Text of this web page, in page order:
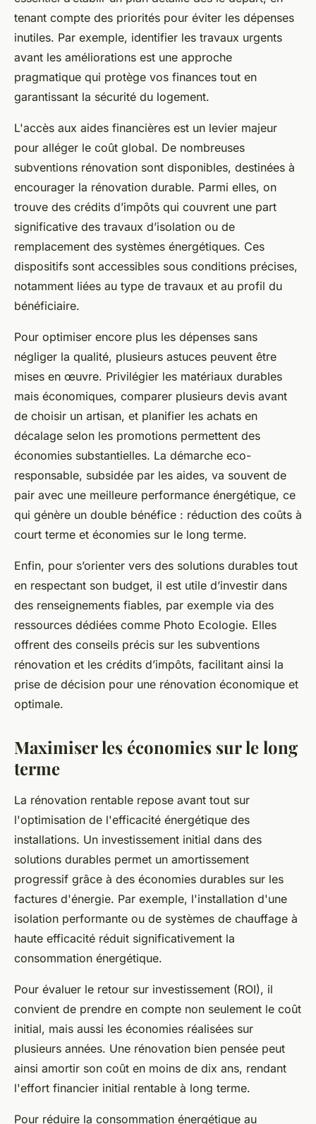
tenant compte des priorités pour éviter les dépenses
inutiles. Par exemple, identifier les travaux urgents
avant les améliorations est une approche
pragmatique qui protège vos finances tout en
garantissant la sécurité du logement.
L'accès aux aides financières est un levier majeur
pour alléger le coût global. De nombreuses
subventions rénovation sont disponibles, destinées à
encourager la rénovation durable. Parmi elles, on
trouve des crédits d’impôts qui couvrent une part
significative des travaux d’isolation ou de
remplacement des systèmes énergétiques. Ces
dispositifs sont accessibles sous conditions précises,
notamment liées au type de travaux et au profil du
bénéficiaire.
Pour optimiser encore plus les dépenses sans
négliger la qualité, plusieurs astuces peuvent être
mises en œuvre. Privilégier les matériaux durables
mais économiques, comparer plusieurs devis avant
de choisir un artisan, et planifier les achats en
décalage selon les promotions permettent des
économies substantielles. La démarche eco-
responsable, subsidée par les aides, va souvent de
pair avec une meilleure performance énergétique, ce
qui génère un double bénéfice : réduction des coûts à
court terme et économies sur le long terme.
Enfin, pour s’orienter vers des solutions durables tout
en respectant son budget, il est utile d’investir dans
des renseignements fiables, par exemple via des
ressources dédiées comme Photo Ecologie. Elles
offrent des conseils précis sur les subventions
rénovation et les crédits d’impôts, facilitant ainsi la
prise de décision pour une rénovation économique et
optimale.
Maximiser les économies sur le long
terme
La rénovation rentable repose avant tout sur
l'optimisation de l'efficacité énergétique des
installations. Un investissement initial dans des
solutions durables permet un amortissement
progressif grâce à des économies durables sur les
factures d'énergie. Par exemple, l'installation d'une
isolation performante ou de systèmes de chauffage à
haute efficacité réduit significativement la
consommation énergétique.
Pour évaluer le retour sur investissement (ROI), il
convient de prendre en compte non seulement le coût
initial, mais aussi les économies réalisées sur
plusieurs années. Une rénovation bien pensée peut
ainsi amortir son coût en moins de dix ans, rendant
l'effort financier initial rentable à long terme.
Pour réduire la consommation énergétique au